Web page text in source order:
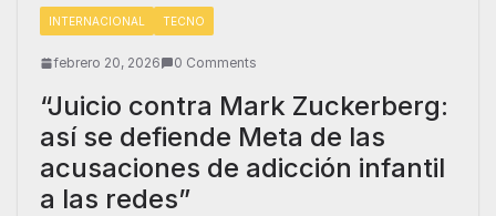
INTERNACIONAL TECNO
febrero 20, 2026 0 Comments
“Juicio contra Mark Zuckerberg:
así se defiende Meta de las
acusaciones de adicción infantil
a las redes”